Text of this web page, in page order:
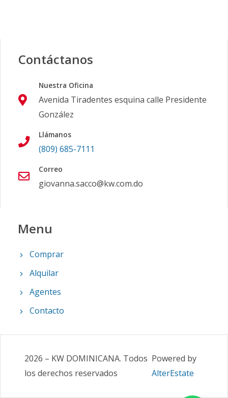
Contáctanos
Nuestra Oficina
Avenida Tiradentes esquina calle Presidente
González
Llámanos
(809) 685-7111
Correo
giovanna.sacco@kw.com.do
Menu
Comprar
Alquilar
Agentes
Contacto
2026 – KW DOMINICANA. Todos
los derechos reservados
Powered by
AlterEstate